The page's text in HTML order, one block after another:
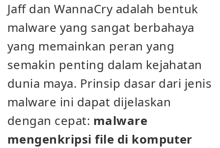
Jaff dan WannaCry adalah bentuk
malware yang sangat berbahaya
yang memainkan peran yang
semakin penting dalam kejahatan
dunia maya. Prinsip dasar dari jenis
malware ini dapat dijelaskan
dengan cepat: malware
mengenkripsi file di komputer